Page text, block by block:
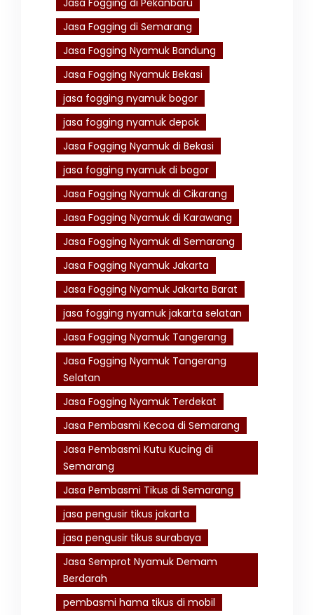
Jasa Fogging di Pekanbaru
Jasa Fogging di Semarang
Jasa Fogging Nyamuk Bandung
Jasa Fogging Nyamuk Bekasi
jasa fogging nyamuk bogor
jasa fogging nyamuk depok
Jasa Fogging Nyamuk di Bekasi
jasa fogging nyamuk di bogor
Jasa Fogging Nyamuk di Cikarang
Jasa Fogging Nyamuk di Karawang
Jasa Fogging Nyamuk di Semarang
Jasa Fogging Nyamuk Jakarta
Jasa Fogging Nyamuk Jakarta Barat
jasa fogging nyamuk jakarta selatan
Jasa Fogging Nyamuk Tangerang
Jasa Fogging Nyamuk Tangerang
Selatan
Jasa Fogging Nyamuk Terdekat
Jasa Pembasmi Kecoa di Semarang
Jasa Pembasmi Kutu Kucing di
Semarang
Jasa Pembasmi Tikus di Semarang
jasa pengusir tikus jakarta
jasa pengusir tikus surabaya
Jasa Semprot Nyamuk Demam
Berdarah
pembasmi hama tikus di mobil